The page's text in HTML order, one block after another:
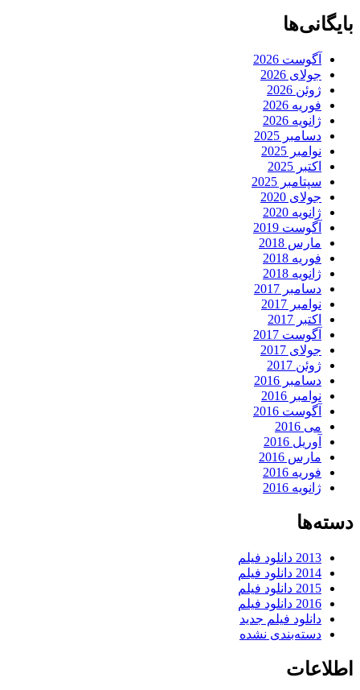
بایگانی‌ها
آگوست 2026
جولای 2026
ژوئن 2026
فوریه 2026
ژانویه 2026
دسامبر 2025
نوامبر 2025
اکتبر 2025
سپتامبر 2025
جولای 2020
ژانویه 2020
آگوست 2019
مارس 2018
فوریه 2018
ژانویه 2018
دسامبر 2017
نوامبر 2017
اکتبر 2017
آگوست 2017
جولای 2017
ژوئن 2017
دسامبر 2016
نوامبر 2016
آگوست 2016
می 2016
آوریل 2016
مارس 2016
فوریه 2016
ژانویه 2016
دسته‌ها
2013 دانلود فیلم
2014 دانلود فیلم
2015 دانلود فیلم
2016 دانلود فیلم
دانلود فیلم جدید
دسته‌بندی نشده
اطلاعات